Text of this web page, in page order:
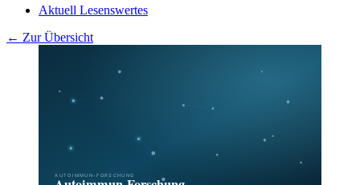
Aktuell Lesenswertes
← Zur Übersicht